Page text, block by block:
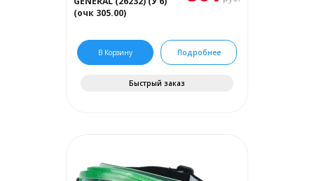
(очк 305.00)
В Корзину Подробнее
Быстрый заказ